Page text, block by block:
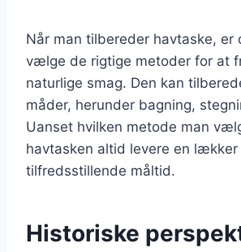
Når man tilbereder havtaske, er
vælge de rigtige metoder for at
naturlige smag. Den kan
måder, herunder bagning,
Uanset hvilken metode man
havtasken altid levere en lækker
tilfredsstillende måltid.
Historiske